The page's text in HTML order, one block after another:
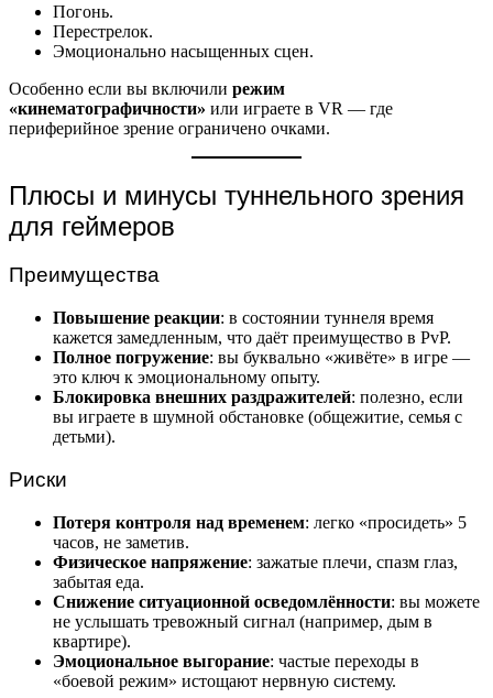
Погонь.
Перестрелок.
Эмоционально насыщенных сцен.
Особенно если вы включили режим
«кинематографичности» или играете в VR — где
периферийное зрение ограничено очками.
Плюсы и минусы туннельного зрения
для геймеров
Преимущества
Повышение реакции: в состоянии туннеля время
кажется замедленным, что даёт преимущество в PvP.
Полное погружение: вы буквально «живёте» в игре —
это ключ к эмоциональному опыту.
Блокировка внешних раздражителей: полезно, если
вы играете в шумной обстановке (общежитие, семья с
детьми).
Риски
Потеря контроля над временем: легко «просидеть» 5
часов, не заметив.
Физическое напряжение: зажатые плечи, спазм глаз,
забытая еда.
Снижение ситуационной осведомлённости: вы можете
не услышать тревожный сигнал (например, дым в
квартире).
Эмоциональное выгорание: частые переходы в
«боевой режим» истощают нервную систему.